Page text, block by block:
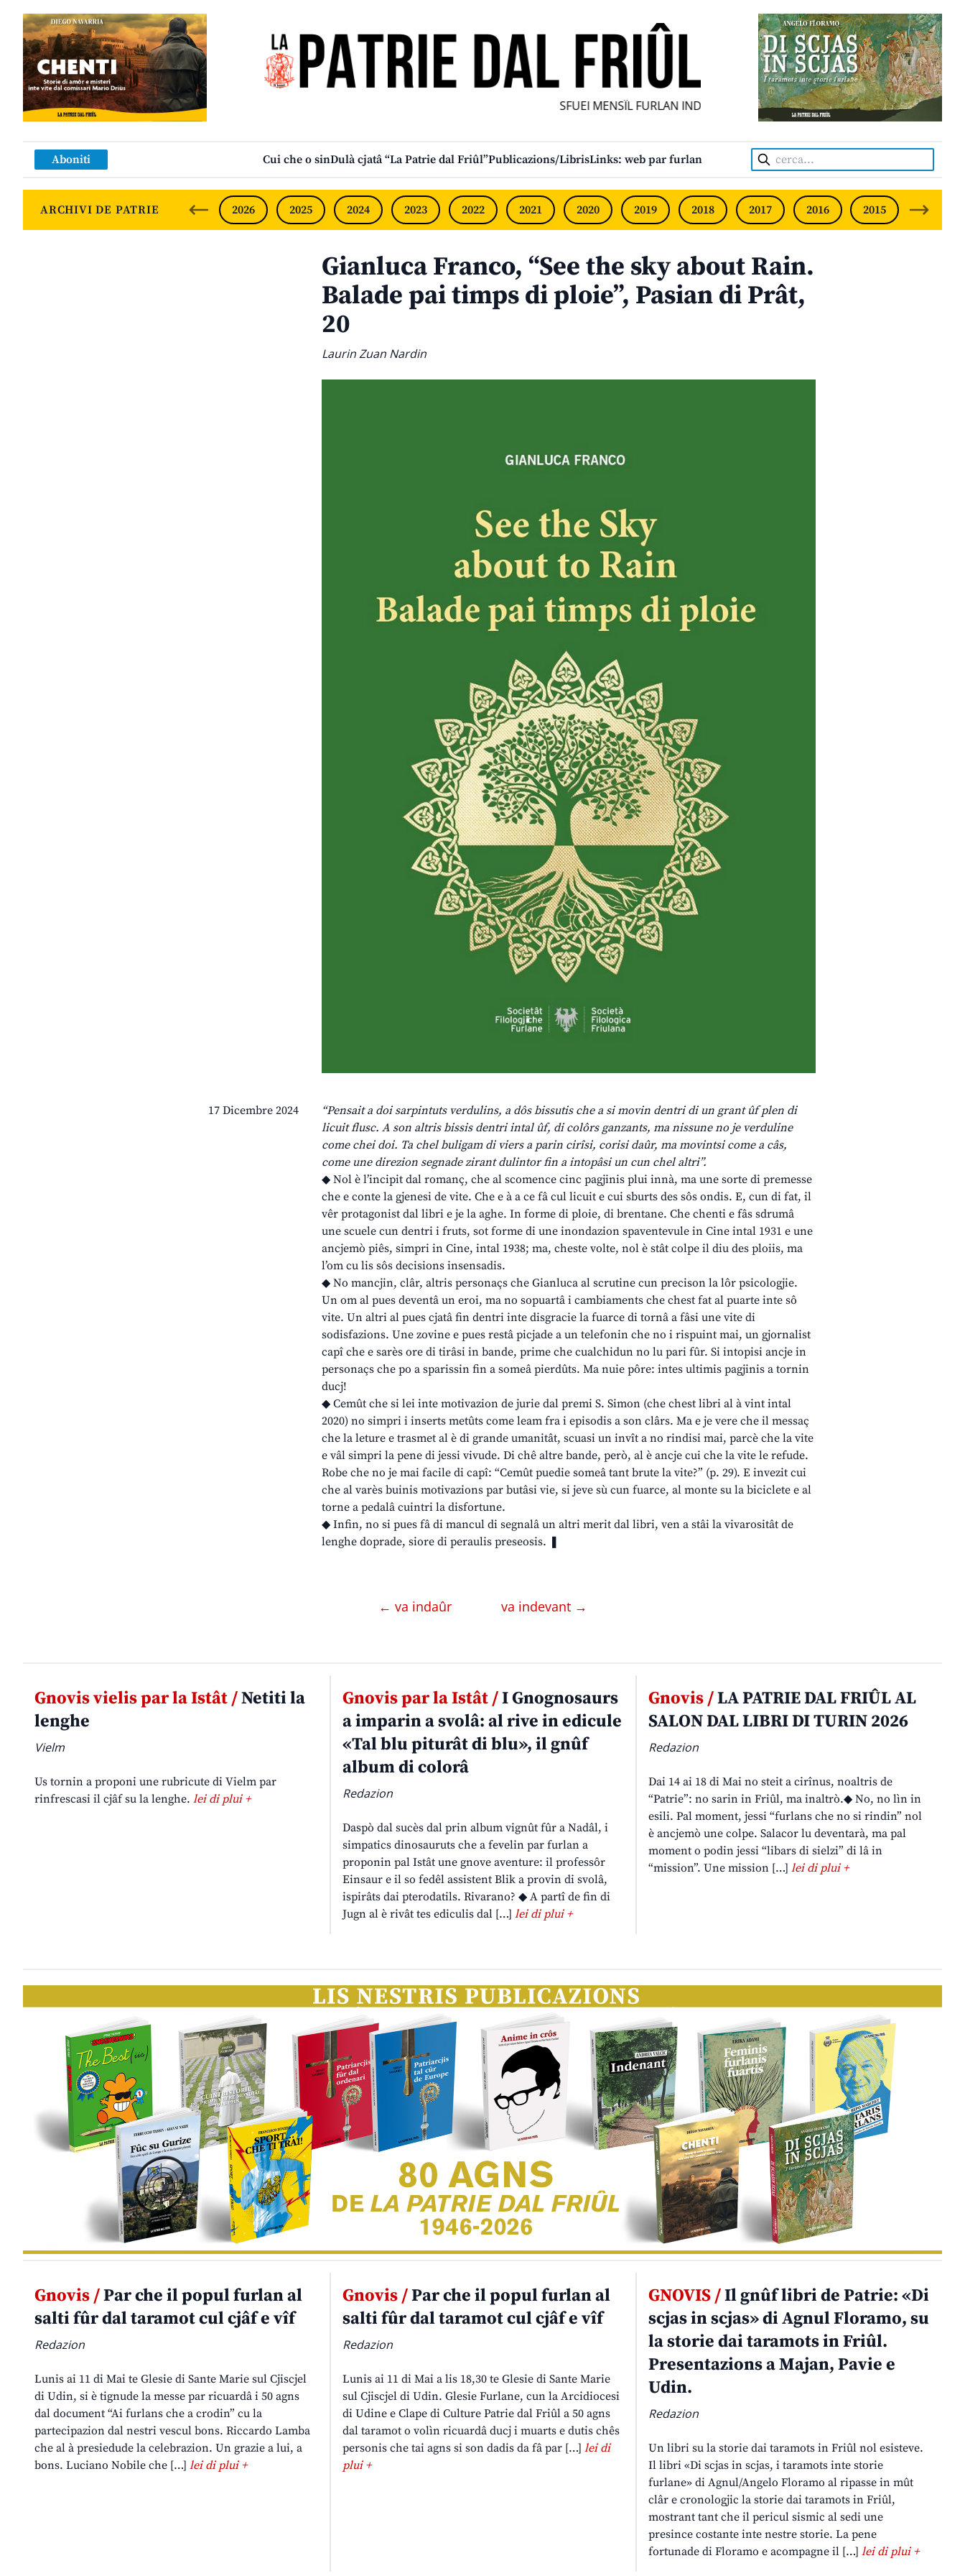
SFUEI MENSÎL FURLAN INDIPENDENT • INDEPENDENT FRIULIAN MONTHLY •
Aboniti Cui che o sinDulà cjatâ “La Patrie dal Friûl”Publicazions/LibrisLinks: web par furlan Cerca:
ARCHIVI DE PATRIE 2026 2025 2024 2023 2022 2021 2020 2019 2018 2017 2016 2015 2014
Gianluca Franco, “See the sky about Rain.
Balade pai timps di ploie”, Pasian di Prât,
20
Laurin Zuan Nardin
17 Dicembre 2024
“Pensait a doi sarpintuts verdulins, a dôs bissutis che a si movin dentri di un grant ûf plen di
licuit flusc. A son altris bissis dentri intal ûf, di colôrs ganzants, ma nissune no je verduline
come chei doi. Ta chel buligam di viers a parin cirîsi, corisi daûr, ma movintsi come a câs,
come une direzion segnade zirant dulintor fin a intopâsi un cun chel altri”.
◆ Nol è l’incipit dal romanç, che al scomence cinc pagjinis plui innà, ma une sorte di premesse
che e conte la gjenesi de vite. Che e à a ce fâ cul licuit e cui sburts des sôs ondis. E, cun di fat, il
vêr protagonist dal libri e je la aghe. In forme di ploie, di brentane. Che chenti e fâs sdrumâ
une scuele cun dentri i fruts, sot forme di une inondazion spaventevule in Cine intal 1931 e une
ancjemò piês, simpri in Cine, intal 1938; ma, cheste volte, nol è stât colpe il diu des ploiis, ma
l’om cu lis sôs decisions insensadis.
◆ No mancjin, clâr, altris personaçs che Gianluca al scrutine cun precison la lôr psicologjie.
Un om al pues deventâ un eroi, ma no sopuartâ i cambiaments che chest fat al puarte inte sô
vite. Un altri al pues cjatâ fin dentri inte disgracie la fuarce di tornâ a fâsi une vite di
sodisfazions. Une zovine e pues restâ picjade a un telefonin che no i rispuint mai, un gjornalist
capî che e sarès ore di tirâsi in bande, prime che cualchidun no lu pari fûr. Si intopisi ancje in
personaçs che po a sparissin fin a someâ pierdûts. Ma nuie pôre: intes ultimis pagjinis a tornin
ducj!
◆ Cemût che si lei inte motivazion de jurie dal premi S. Simon (che chest libri al à vint intal
2020) no simpri i inserts metûts come leam fra i episodis a son clârs. Ma e je vere che il messaç
che la leture e trasmet al è di grande umanitât, scuasi un invît a no rindisi mai, parcè che la vite
e vâl simpri la pene di jessi vivude. Di chê altre bande, però, al è ancje cui che la vite le refude.
Robe che no je mai facile di capî: “Cemût puedie someâ tant brute la vite?” (p. 29). E invezit cui
che al varès buinis motivazions par butâsi vie, si jeve sù cun fuarce, al monte su la biciclete e al
torne a pedalâ cuintri la disfortune.
◆ Infin, no si pues fâ di mancul di segnalâ un altri merit dal libri, ven a stâi la vivarositât de
lenghe doprade, siore di peraulis preseosis. ❚
← va indaûr va indevant →
Gnovis vielis par la Istât /Netiti la
lenghe
Vielm
Us tornin a proponi une rubricute di Vielm par
rinfrescasi il cjâf su la lenghe. lei di plui +
Gnovis par la Istât /I Gnognosaurs
a imparin a svolâ: al rive in edicule
«Tal blu piturât di blu», il gnûf
album di colorâ
Redazion
Daspò dal sucès dal prin album vignût fûr a Nadâl, i
simpatics dinosauruts che a fevelin par furlan a
proponin pal Istât une gnove aventure: il professôr
Einsaur e il so fedêl assistent Blik a provin di svolâ,
ispirâts dai pterodatils. Rivarano? ◆ A partî de fin di
Jugn al è rivât tes ediculis dal […] lei di plui +
Gnovis /LA PATRIE DAL FRIÛL AL
SALON DAL LIBRI DI TURIN 2026
Redazion
Dai 14 ai 18 di Mai no steit a cirînus, noaltris de
“Patrie”: no sarin in Friûl, ma inaltrò.◆ No, no lìn in
esili. Pal moment, jessi “furlans che no si rindin” nol
è ancjemò une colpe. Salacor lu deventarà, ma pal
moment o podin jessi “libars di sielzi” di lâ in
“mission”. Une mission […]lei di plui +
Gnovis /Par che il popul furlan al
salti fûr dal taramot cul cjâf e vîf
Redazion
Lunis ai 11 di Mai te Glesie di Sante Marie sul Cjiscjel
di Udin, si è tignude la messe par ricuardâ i 50 agns
dal document “Ai furlans che a crodin” cu la
partecipazion dal nestri vescul bons. Riccardo Lamba
che al à presiedude la celebrazion. Un grazie a lui, a
bons. Luciano Nobile che […] lei di plui +
Gnovis /Par che il popul furlan al
salti fûr dal taramot cul cjâf e vîf
Redazion
Lunis ai 11 di Mai a lis 18,30 te Glesie di Sante Marie
sul Cjiscjel di Udin. Glesie Furlane, cun la Arcidiocesi
di Udine e Clape di Culture Patrie dal Friûl a 50 agns
dal taramot o volìn ricuardâ ducj i muarts e dutis chês
personis che tai agns si son dadis da fâ par […] lei di
plui +
GNOVIS /Il gnûf libri de Patrie: «Di
scjas in scjas» di Agnul Floramo, su
la storie dai taramots in Friûl.
Presentazions a Majan, Pavie e
Udin.
Redazion
Un libri su la storie dai taramots in Friûl nol esisteve.
Il libri «Di scjas in scjas, i taramots inte storie
furlane» di Agnul/Angelo Floramo al ripasse in mût
clâr e cronologjic la storie dai taramots in Friûl,
mostrant tant che il pericul sismic al sedi une
presince costante inte nestre storie. La pene
fortunade di Floramo e acompagne il […]lei di plui +